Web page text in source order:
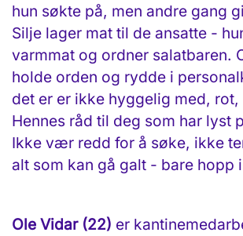
hun søkte på, men andre gang
Silje lager mat til de ansatte -
varmmat og ordner salatbaren.
holde orden og rydde i
det er er ikke hyggelig med, rot,
Hennes råd til deg som har lyst
Ikke vær redd for å søke, ikke
alt som kan gå galt - bare hopp
Ole Vidar (22) er